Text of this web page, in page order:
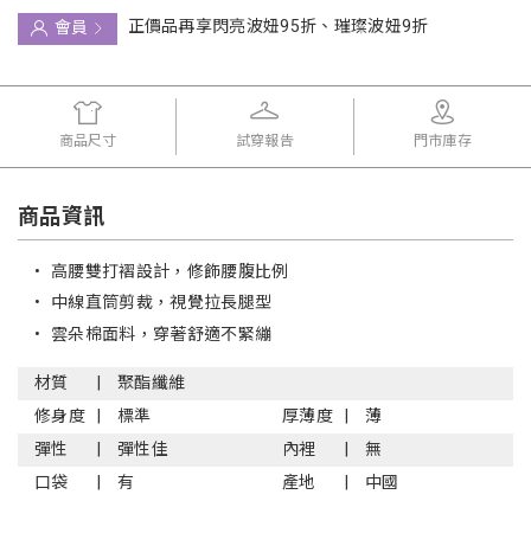
會員
正價品再享閃亮波妞95折、璀璨波妞9折
商品尺寸 試穿報告 門市庫存
商品資訊
• 高腰雙打褶設計，修飾腰腹比例
• 中線直筒剪裁，視覺拉長腿型
• 雲朵棉面料，穿著舒適不緊繃
材質
聚酯纖維
修身度
標準 厚薄度
薄
彈性
彈性佳 內裡
無
口袋
有 產地 中國